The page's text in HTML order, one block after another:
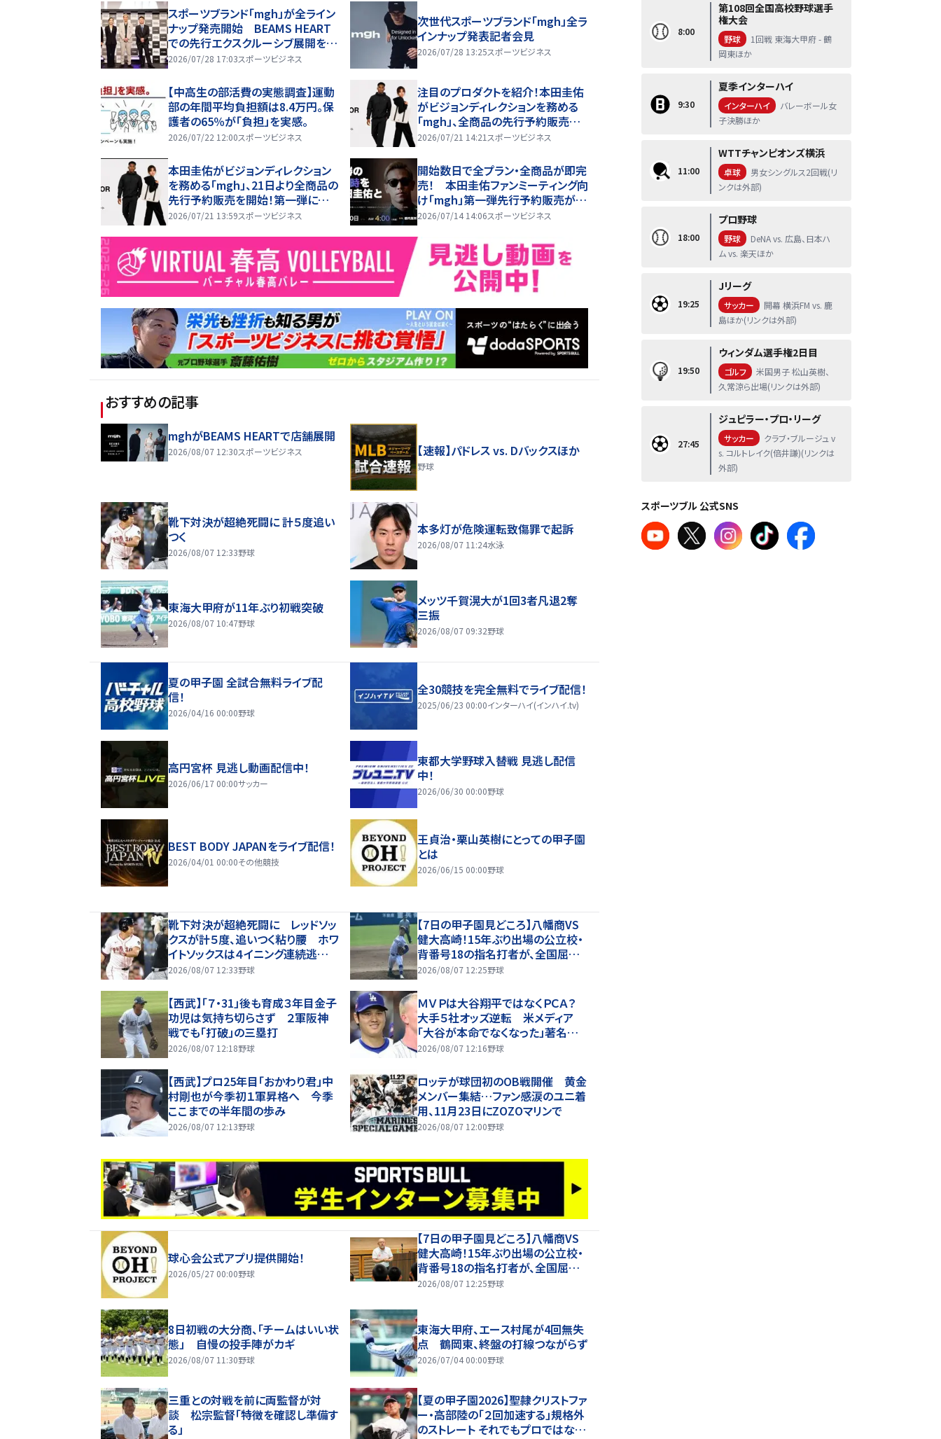
y au」がスタート〜
スポーツブランド「mgh」が全ライン
ナップ発売開始 BEAMS HEART
での先行エクスクルーシブ展開を発
表「あえて邪道を突き進む」
2026/07/28 17:03スポーツビジネス
次世代スポーツブランド「mgh」全ラ
インナップ発表記者会見
2026/07/28 13:25スポーツビジネス
【中高生の部活費の実態調査】運動
部の年間平均負担額は8.4万円。保
護者の65％が「負担」を実感。
2026/07/22 12:00スポーツビジネス
注目のプロダクトを紹介！本田圭佑
がビジョンディレクションを務める
「mgh」、全商品の先行予約販売を
開始！
2026/07/21 14:21 スポーツビジネス
本田圭佑がビジョンディレクション
を務める「mgh」、21日より全商品の
先行予約販売を開始！第一弾に続き
全ラインナップが解禁！
2026/07/21 13:59スポーツビジネス
開始数日で全プラン・全商品が即完
売！ 本田圭佑ファンミーティング向
け「mgh」第一弾先行予約販売がソ
ールドアウト
2026/07/14 14:06スポーツビジネス
おすすめの記事
mghがBEAMS HEARTで店舗展開
2026/08/07 12:30スポーツビジネス 【速報】パドレス vs. Dバックスほか
野球
靴下対決が超絶死闘に 計５度追い
つく
2026/08/07 12:33野球
本多灯が危険運転致傷罪で起訴
2026/08/07 11:24水泳
東海大甲府が11年ぶり初戦突破
2026/08/07 10:47野球
メッツ千賀滉大が1回3者凡退2奪
三振
2026/08/07 09:32野球
夏の甲子園 全試合無料ライブ配
信！
2026/04/16 00:00野球
全30競技を完全無料でライブ配信！
2025/06/23 00:00インターハイ(インハイ.tv)
高円宮杯 見逃し動画配信中！
2026/06/17 00:00サッカー
東都大学野球入替戦 見逃し配信
中！
2026/06/30 00:00野球
BEST BODY JAPANをライブ配信！
2026/04/01 00:00その他競技
王貞治・栗山英樹にとっての甲子園
とは
2026/06/15 00:00野球
靴下対決が超絶死闘に レッドソッ
クスが計５度、追いつく粘り腰 ホワ
イトソックスは４イニング連続逃げ
切り失敗
2026/08/07 12:33野球
【7日の甲子園見どころ】八幡商VS
健大高崎！15年ぶり出場の公立校・
背番号18の指名打者が、全国屈指
の投手陣に挑む
2026/08/07 12:25野球
【西武】「７・31」後も育成３年目金子
功児は気持ち切らさず ２軍阪神
戦でも「打破」の三塁打
2026/08/07 12:18野球
ＭＶＰは大谷翔平ではなくＰＣＡ？
大手５社オッズ逆転 米メディア
「大谷が本命でなくなった」著名アナ
リストは激推し「大谷は満票受賞」
2026/08/07 12:16野球
【西武】プロ25年目「おかわり君」中
村剛也が今季初１軍昇格へ 今季
ここまでの半年間の歩み
2026/08/07 12:13野球
ロッテが球団初のOB戦開催 黄金
メンバー集結…ファン感涙のユニ着
用、11月23日にZOZOマリンで
2026/08/07 12:00野球
球心会公式アプリ提供開始！
2026/05/27 00:00野球
【7日の甲子園見どころ】八幡商VS
健大高崎！15年ぶり出場の公立校・
背番号18の指名打者が、全国屈指
の投手陣に挑む
2026/08/07 12:25野球
8日初戦の大分商、「チームはいい状
態」 自慢の投手陣がカギ
2026/08/07 11:30野球
東海大甲府、エース村尾が4回無失
点 鶴岡東、終盤の打線つながらず
2026/07/04 00:00野球
三重との対戦を前に両監督が対
談 松宗監督「特徴を確認し準備す
る」
【夏の甲子園2026】聖隷クリストファ
ー・高部陸の「２回加速する」規格外
のストレート それでもプロではなく
8:00
第108回全国高校野球選手
権大会
野球
1回戦 東海大甲府 - 鶴
岡東ほか
9:30
夏季インターハイ
インターハイ
バレーボール女
子決勝ほか
11:00
WTTチャンピオンズ横浜
卓球
男女シングルス2回戦(リ
ンクは外部)
18:00
プロ野球
野球
DeNA vs. 広島、日本ハ
ム vs. 楽天ほか
19:25
Jリーグ
サッカー
開幕 横浜FM vs. 鹿
島ほか(リンクは外部)
19:50
ウィンダム選手権2日目
ゴルフ
米国男子 松山英樹、
久常涼ら出場(リンクは外部)
27:45
ジュピラー・プロ・リーグ
サッカー
クラブ・ブルージュ v
s. コルトレイク(倍井謙)(リンクは
外部)
スポーツブル 公式SNS